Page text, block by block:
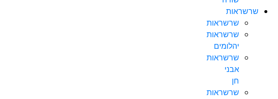
שרשראות
שרשראות
שרשראות
יהלומים
שרשראות
אבני
חן
שרשראות